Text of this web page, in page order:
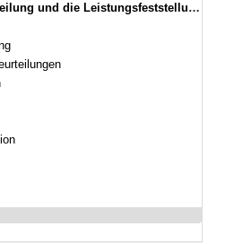
im Geschäftsbereich des Bayerischen Staatsministeriums für Ernährung, Landwirtschaft und Forsten